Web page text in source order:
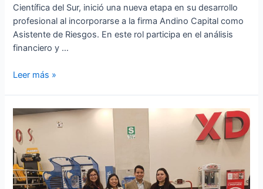
Científica del Sur, inició una nueva etapa en su desarrollo
profesional al incorporarse a la firma Andino Capital como
Asistente de Riesgos. En este rol participa en el análisis
financiero y …
Leer más »
Orgullo
institucional:
Egresada
de
la
Universidad